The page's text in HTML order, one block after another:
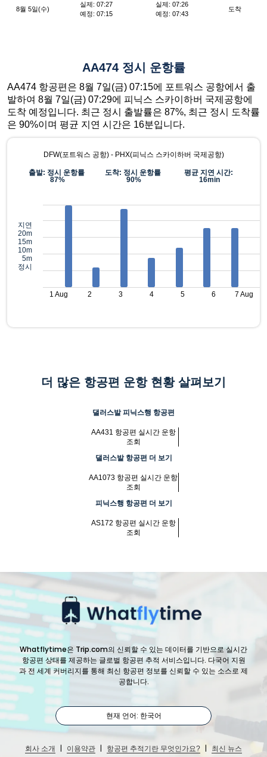
8월 5일(수)
실제: 07:27
예정: 07:15
실제: 07:26
예정: 07:43
도착
AA474 정시 운항률
AA474 항공편은 8월 7일(금) 07:15에 포트워스 공항에서 출
발하여 8월 7일(금) 07:29에 피닉스 스카이하버 국제공항에
도착 예정입니다. 최근 정시 출발률은 87%, 최근 정시 도착률
은 90%이며 평균 지연 시간은 16분입니다.
DFW(포트워스 공항) - PHX(피닉스 스카이하버 국제공항)
출발: 정시 운항률
87%
도착: 정시 운항률
90%
평균 지연 시간:
16min
지연
20m
15m
10m
5m
정시
1 Aug 2 3 4 5 6 7 Aug
더 많은 항공편 운항 현황 살펴보기
댈러스발 피닉스행 항공편
AA431 항공편 실시간 운항
조회
댈러스발 항공편 더 보기
AA1073 항공편 실시간 운항
조회
피닉스행 항공편 더 보기
AS172 항공편 실시간 운항
조회
Whatflytime은 Trip.com의 신뢰할 수 있는 데이터를 기반으로 실시간
항공편 상태를 제공하는 글로벌 항공편 추적 서비스입니다. 다국어 지원
과 전 세계 커버리지를 통해 최신 항공편 정보를 신뢰할 수 있는 소스로 제
공합니다.
현재 언어: 한국어
회사 소개 | 이용약관 | 항공편 추적기란 무엇인가요? | 최신 뉴스